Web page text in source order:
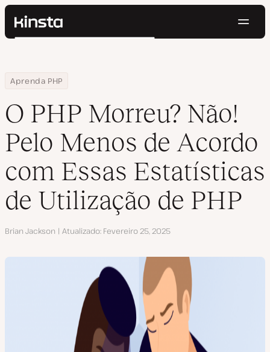
Kinsta®
Preços
Contato
Pesquisar
Home
Centro de Recursos
Blog
Aprenda PHP
O PHP Morreu? Não! Pelo Menos de Acordo com Essas
O PHP Morreu? Não!
Pelo Menos de Acordo
com Essas Estatísticas
de Utilização de PHP
Autor
Brian Jackson Atualizado Fevereiro 25, 2025